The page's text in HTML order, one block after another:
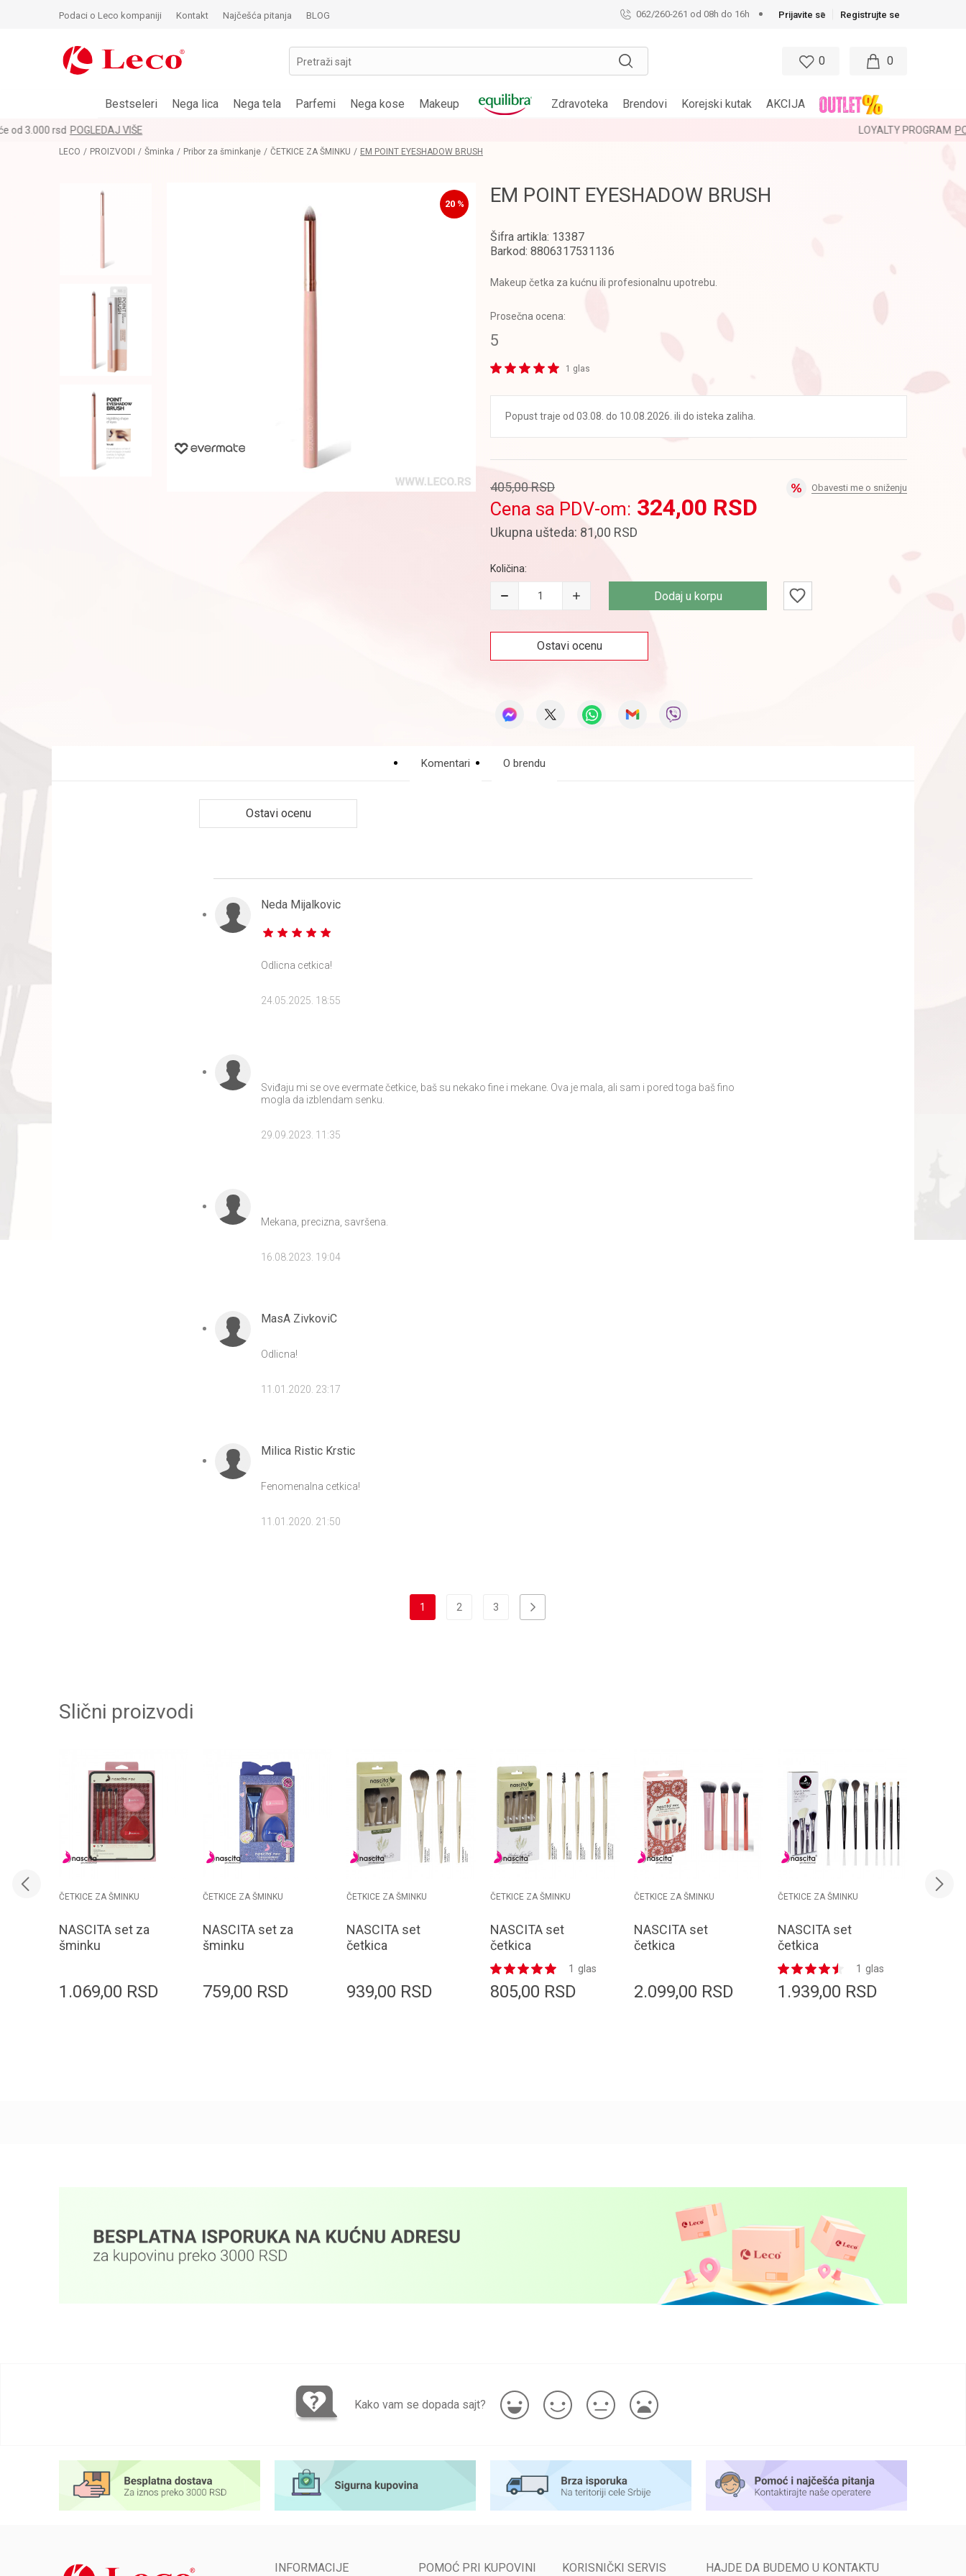
Podaci o Leco kompaniji Kontakt Najčešća pitanja BLOG Prijavite se Registrujte se
062/260-261 od 08h do 16h
Pretraži sajt 0
0
Bestseleri Nega lica Nega tela Parfemi Nega kose Makeup Zdravoteka Brendovi Korejski kutak AKCIJA
LECO PROIZVODI Šminka Pribor za šminkanje ČETKICE ZA ŠMINKU EM POINT EYESHADOW BRUSH
20 % EM POINT EYESHADOW BRUSH
Šifra artikla: 13387
Barkod: 8806317531136
Makeup četka za kućnu ili profesionalnu upotrebu.
Prosečna ocena:
5
1 glas
Popust traje od 03.08. do 10.08.2026. ili do isteka zaliha.
405,00RSD
Cena sa PDV-om: 324,00 RSD
Ukupna ušteda: 81,00 RSD
Obavesti me o sniženju
Količina:
Dodaj u korpu
Ostavi ocenu
Komentari O brendu
Ostavi ocenu
Neda Mijalkovic
Odlicna cetkica!
24.05.2025. 18:55
Sviđaju mi se ove evermate četkice, baš su nekako fine i mekane. Ova je mala, ali sam i pored toga baš fino
mogla da izblendam senku.
29.09.2023. 11:35
Mekana, precizna, savršena.
16.08.2023. 19:04
MasA ZivkoviC
Odlicna!
11.01.2020. 23:17
Milica Ristic Krstic
Fenomenalna cetkica!
11.01.2020. 21:50
1 2 3
Slični proizvodi
ČETKICE ZA ŠMINKU
NASCITA set za
šminku
sunđera
1.069,00 RSD
ČETKICE ZA ŠMINKU
NASCITA set za
šminku
sunđera
759,00 RSD
ČETKICE ZA ŠMINKU
NASCITA set
četkica
939,00 RSD
ČETKICE ZA ŠMINKU
NASCITA set
četkica
BRUSHSET74 eco
5/1
glas
1
805,00 RSD
ČETKICE ZA ŠMINKU
NASCITA set
četkica
2.099,00 RSD
ČETKICE ZA ŠMINKU
NASCITA set
četkica
BRUSHSET52 pro
make up 8/1
glas
1
1.939,00 RSD
Kako vam se dopada sajt?
INFORMACIJE POMOĆ PRI KUPOVINI KORISNIČKI SERVIS HAJDE DA BUDEMO U KONTAKTU